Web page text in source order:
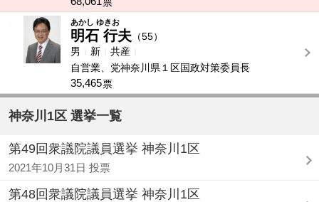
あかし ゆきお
明石 行夫 （55）
男
新
共産
自営業、党神奈川県１区国政対策委員長
35,465票
神奈川1区 選挙一覧
第49回衆議院議員選挙 神奈川1区
2021年10月31日 投票
第48回衆議院議員選挙 神奈川1区